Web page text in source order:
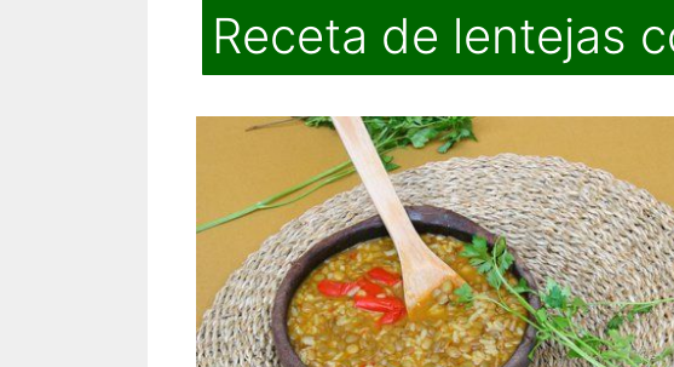
Receta de lentejas